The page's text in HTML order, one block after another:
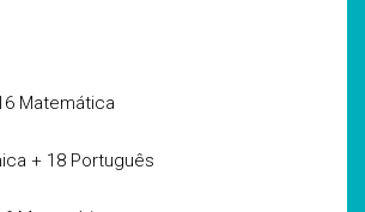
Matemática
+ 18 Português